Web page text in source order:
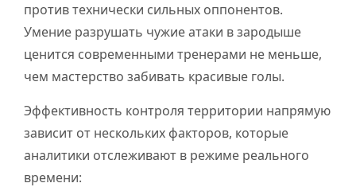
против технически сильных оппонентов.
Умение разрушать чужие атаки в зародыше
ценится современными тренерами не меньше,
чем мастерство забивать красивые голы.
Эффективность контроля территории напрямую
зависит от нескольких факторов, которые
аналитики отслеживают в режиме реального
времени: